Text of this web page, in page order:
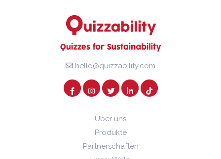
hello@quizzability.com
Über uns
Produkte
Partnerschaften